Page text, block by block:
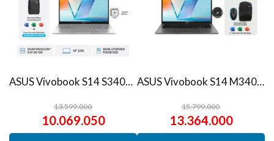
ASUS Vivobook S14 S3407QA – IPSP151M – Matte Gray
13.599.000
10.069.050
ASUS Vivobook S14 M3407HA Ryzen 7 260 1TB SSD 16GB WUXGA IPS Win11+OHS
15.799.000
13.364.000